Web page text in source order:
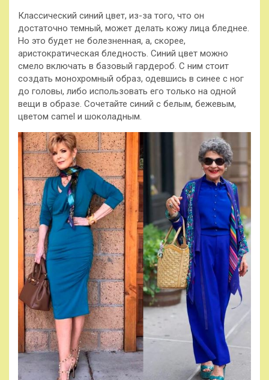
Классический синий цвет, из-за того, что он
достаточно темный, может делать кожу лица бледнее.
Но это будет не болезненная, а, скорее,
аристократическая бледность. Синий цвет можно
смело включать в базовый гардероб. С ним стоит
создать монохромный образ, одевшись в синее с ног
до головы, либо использовать его только на одной
вещи в образе. Сочетайте синий с белым, бежевым,
цветом camel и шоколадным.